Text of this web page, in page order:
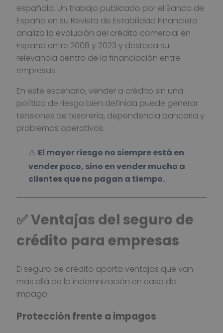
española. Un trabajo publicado por el Banco de
España en su Revista de Estabilidad Financiera
analiza la evolución del crédito comercial en
España entre 2008 y 2023 y destaca su
relevancia dentro de la financiación entre
empresas.
En este escenario, vender a crédito sin una
política de riesgo bien definida puede generar
tensiones de tesorería, dependencia bancaria y
problemas operativos.
⚠️ El mayor riesgo no siempre está en
vender poco, sino en vender mucho a
clientes que no pagan a tiempo.
✅ Ventajas del seguro de
crédito para empresas
El seguro de crédito aporta ventajas que van
más allá de la indemnización en caso de
impago.
Protección frente a impagos